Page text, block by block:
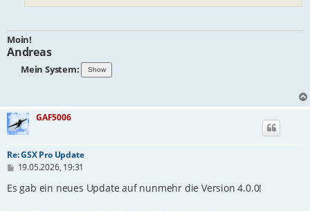
Moin!
Andreas
Mein System:
GAF5006
Re: GSX Pro Update
B
i
19.05.2026, 19:31
Es gab ein neues Update auf nunmehr die Version 4.0.0!